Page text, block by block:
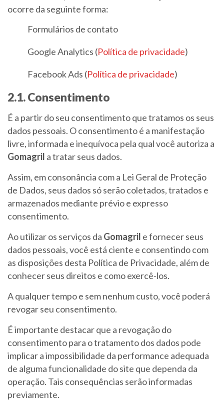
ocorre da seguinte forma:
Formulários de contato
Google Analytics (Política de privacidade)
Facebook Ads (Política de privacidade)
2.1. Consentimento
É a partir do seu consentimento que tratamos os seus
dados pessoais. O consentimento é a manifestação
livre, informada e inequívoca pela qual você autoriza a
Gomagril a tratar seus dados.
Assim, em consonância com a Lei Geral de Proteção
de Dados, seus dados só serão coletados, tratados e
armazenados mediante prévio e expresso
consentimento.
Ao utilizar os serviços da Gomagril e fornecer seus
dados pessoais, você está ciente e consentindo com
as disposições desta Política de Privacidade, além de
conhecer seus direitos e como exercê-los.
A qualquer tempo e sem nenhum custo, você poderá
revogar seu consentimento.
É importante destacar que a revogação do
consentimento para o tratamento dos dados pode
implicar a impossibilidade da performance adequada
de alguma funcionalidade do site que dependa da
operação. Tais consequências serão informadas
previamente.